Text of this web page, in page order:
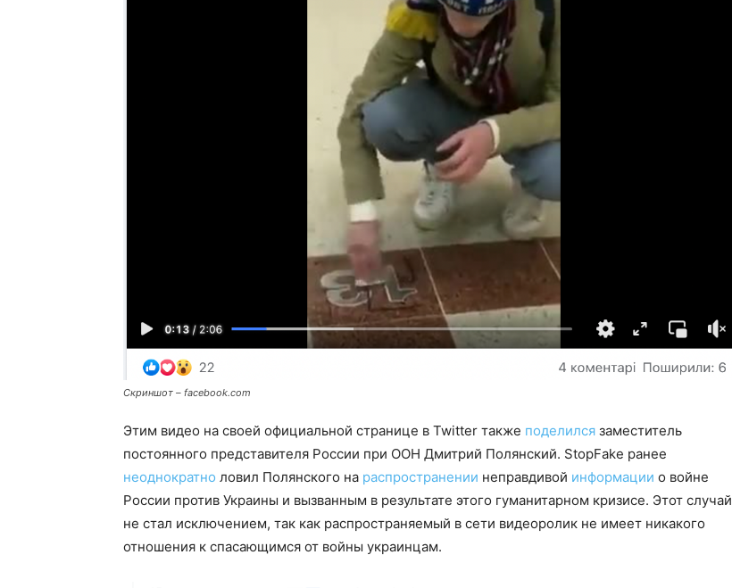
Скриншот – facebook.com
Этим видео на своей официальной странице в Twitter также поделился заместитель
постоянного представителя России при ООН Дмитрий Полянский. StopFake ранее
неоднократно ловил Полянского на распространении неправдивой информации о войне
России против Украины и вызванным в результате этого гуманитарном кризисе. Этот случай
не стал исключением, так как распространяемый в сети видеоролик не имеет никакого
отношения к спасающимся от войны украинцам.